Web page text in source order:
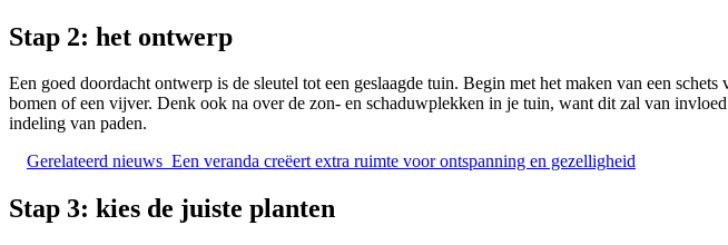
Stap 2: het ontwerp
Een goed doordacht ontwerp is de sleutel tot een geslaagde tuin. Begin met het maken van een
bomen of een vijver. Denk ook na over de zon- en schaduwplekken in je tuin, want dit zal van
indeling van paden.
Gerelateerd nieuws Een veranda creëert extra ruimte voor ontspanning en gezelligheid
Stap 3: kies de juiste planten